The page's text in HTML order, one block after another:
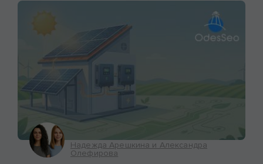
Надежда Арешкина и Александра
Олефирова